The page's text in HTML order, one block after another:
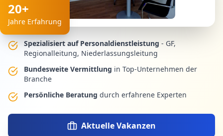
20+
Jahre Erfahrung
Spezialisiert auf Personaldienstleistung - GF,
Regionalleitung, Niederlassungsleitung
Bundesweite Vermittlung in Top-Unternehmen der
Branche
Persönliche Beratung durch erfahrene Experten
Aktuelle Vakanzen